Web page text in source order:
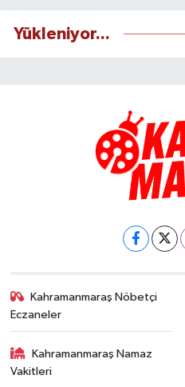
Yükleniyor...
Kahramanmaraş Nöbetçi
Eczaneler
Kahramanmaraş Namaz
Vakitleri